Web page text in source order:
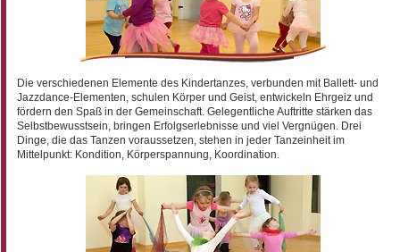
Die verschiedenen Elemente des Kindertanzes, verbunden mit Ballett- und
Jazzdance-Elementen, schulen Körper und Geist, entwickeln Ehrgeiz und
fördern den Spaß in der Gemeinschaft. Gelegentliche Auftritte stärken das
Selbstbewusstsein, bringen Erfolgserlebnisse und viel Vergnügen. Drei
Dinge, die das Tanzen voraussetzen, stehen in jeder Tanzeinheit im
Mittelpunkt: Kondition, Körperspannung, Koordination.